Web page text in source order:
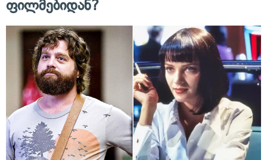
ფილმებიდან?